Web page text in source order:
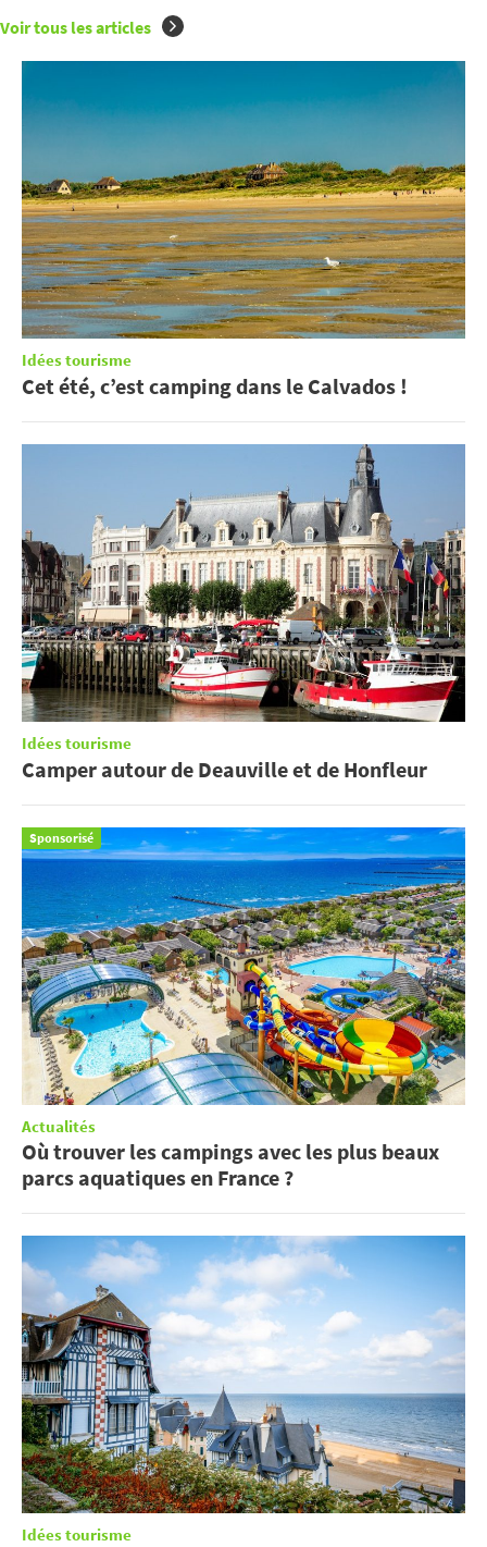
Voir tous les articles
Idées tourisme
Cet été, c’est camping dans le Calvados !
Idées tourisme
Camper autour de Deauville et de Honfleur
Sponsorisé
Actualités
Où trouver les campings avec les plus beaux
parcs aquatiques en France ?
Idées tourisme